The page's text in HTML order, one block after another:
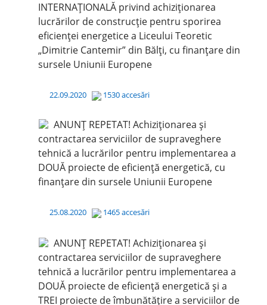
INTERNAȚIONALĂ privind achiziționarea
lucrărilor de construcție pentru sporirea
eficienței energetice a Liceului Teoretic
„Dimitrie Cantemir” din Bălți, cu finanțare din
sursele Uniunii Europene
22.09.2020 1530 accesări
ANUNȚ REPETAT! Achiziționarea și
contractarea serviciilor de supraveghere
tehnică a lucrărilor pentru implementarea a
DOUĂ proiecte de eficiență energetică, cu
finanțare din sursele Uniunii Europene
25.08.2020 1465 accesări
ANUNȚ REPETAT! Achiziționarea și
contractarea serviciilor de supraveghere
tehnică a lucrărilor pentru implementarea a
DOUĂ proiecte de eficiență energetică și a
TREI proiecte de îmbunătățire a serviciilor de